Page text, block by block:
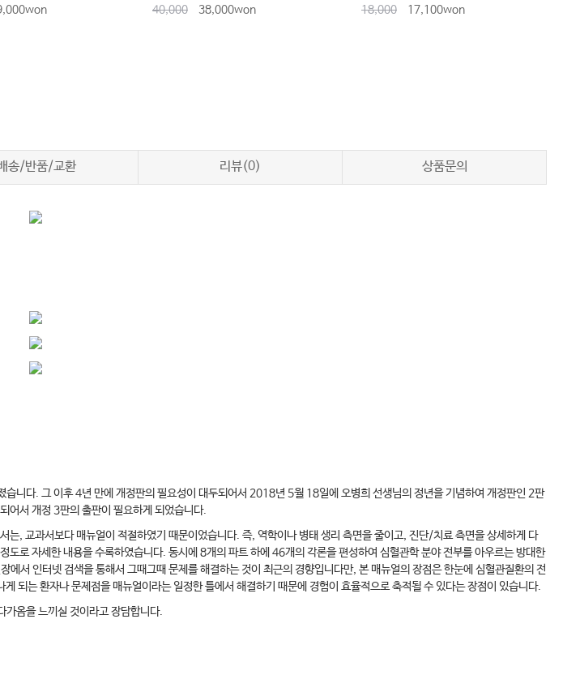
40,000
38,000won
18,000
17,100won
송/반품/교환 리뷰(0) 상품문의
니다. 그 이후 4년 만에 개정판의 필요성이 대두되어서 2018년 5월 18일에 오병희 선생님의 정년을 기념하여 개정판인 2판
어서 개정 3판의 출판이 필요하게 되었습니다.
, 교과서보다 매뉴얼이 적절하였기 때문이었습니다. 즉, 역학이나 병태 생리 측면을 줄이고, 진단/치료 측면을 상세하게 다
로 자세한 내용을 수록하였습니다. 동시에 8개의 파트 하에 46개의 각론을 편성하여 심혈관학 분야 전부를 아우르는 방대한
서 인터넷 검색을 통해서 그때그때 문제를 해결하는 것이 최근의 경향입니다만, 본 매뉴얼의 장점은 한눈에 심혈관질환의 전
되는 환자나 문제점을 매뉴얼이라는 일정한 틀에서 해결하기 때문에 경험이 효율적으로 축적될 수 있다는 장점이 있습니다.
가옴을 느끼실 것이라고 장담합니다.